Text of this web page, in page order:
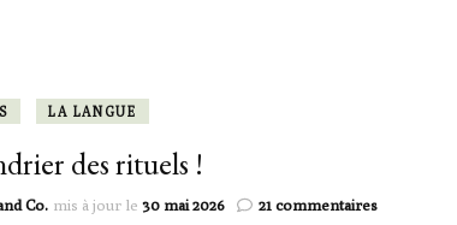
LA LANGUE
des rituels !
Co. mis à jour le 30 mai 2026 21 commentairessur